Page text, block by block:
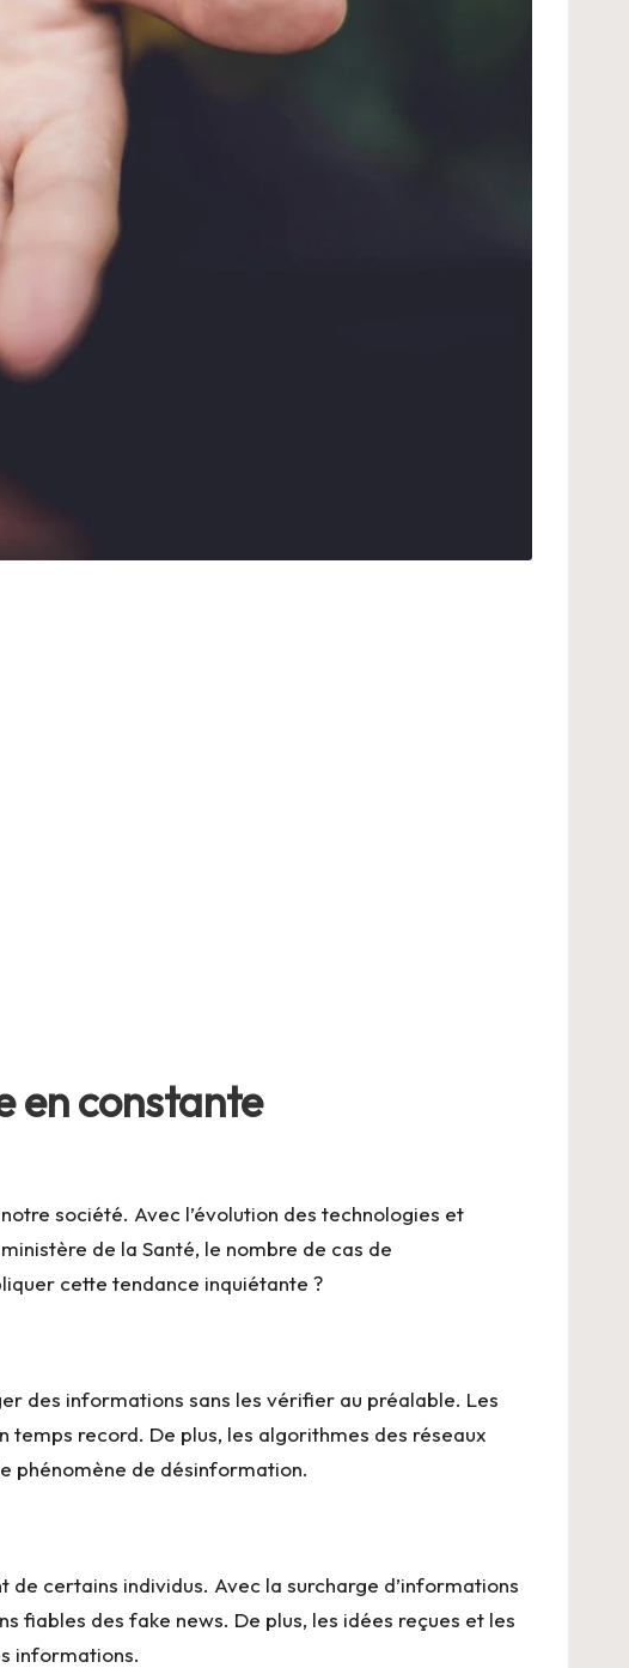
en constante
société. Avec l’évolution des technologies et
de la Santé, le nombre de cas de
cette tendance inquiétante ?
des informations sans les vérifier au préalable. Les
temps record. De plus, les algorithmes des réseaux
phénomène de désinformation.
certains individus. Avec la surcharge d’informations
fiables des fake news. De plus, les idées reçues et les
informations.